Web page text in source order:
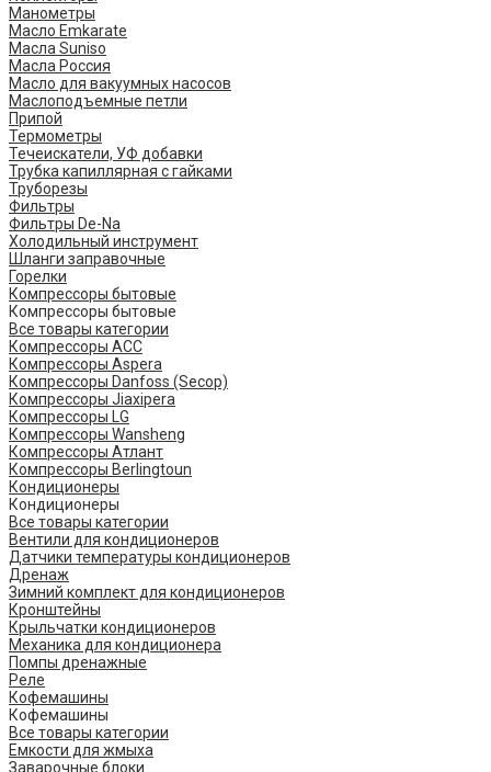
Манометры
Масло Emkarate
Масла Suniso
Масла Россия
Масло для вакуумных насосов
Маслоподъемные петли
Припой
Термометры
Течеискатели, УФ добавки
Трубка капиллярная с гайками
Труборезы
Фильтры
Фильтры De-Na
Холодильный инструмент
Шланги заправочные
Горелки
Компрессоры бытовые
Компрессоры бытовые
Все товары категории
Компрессоры ACC
Компрессоры Aspera
Компрессоры Danfoss (Secop)
Компрессоры Jiaxipera
Компрессоры LG
Компрессоры Wansheng
Компрессоры Атлант
Компрессоры Berlingtoun
Кондиционеры
Кондиционеры
Все товары категории
Вентили для кондиционеров
Датчики температуры кондиционеров
Дренаж
Зимний комплект для кондиционеров
Кронштейны
Крыльчатки кондиционеров
Механика для кондиционера
Помпы дренажные
Реле
Кофемашины
Кофемашины
Все товары категории
Емкости для жмыха
Заварочные блоки